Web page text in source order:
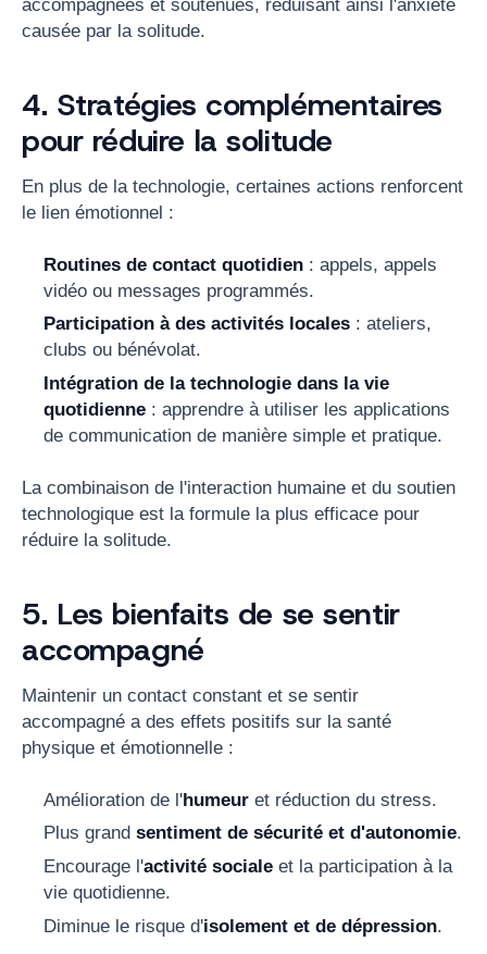
accompagnées et soutenues, réduisant ainsi l'anxiété
causée par la solitude.
4. Stratégies complémentaires
pour réduire la solitude
En plus de la technologie, certaines actions renforcent
le lien émotionnel :
Routines de contact quotidien : appels, appels
vidéo ou messages programmés.
Participation à des activités locales : ateliers,
clubs ou bénévolat.
Intégration de la technologie dans la vie
quotidienne : apprendre à utiliser les applications
de communication de manière simple et pratique.
La combinaison de l'interaction humaine et du soutien
technologique est la formule la plus efficace pour
réduire la solitude.
5. Les bienfaits de se sentir
accompagné
Maintenir un contact constant et se sentir
accompagné a des effets positifs sur la santé
physique et émotionnelle :
Amélioration de l'humeur et réduction du stress.
Plus grandsentiment de sécurité et d'autonomie.
Encourage l'activité sociale et la participation à la
vie quotidienne.
Diminue le risque d'isolement et de dépression.